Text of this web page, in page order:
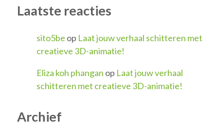
Laatste reacties
sito5be op Laat jouw verhaal schitteren met
creatieve 3D-animatie!
Eliza koh phangan op Laat jouw verhaal
schitteren met creatieve 3D-animatie!
Archief